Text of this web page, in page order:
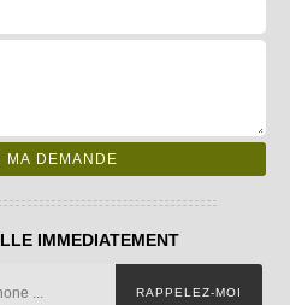
IMMEDIATEMENT